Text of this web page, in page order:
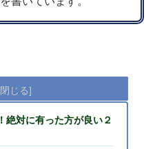
絶対に有った方が良い２